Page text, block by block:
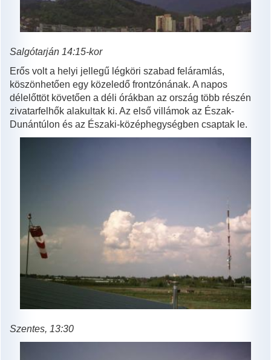
Salgótarján 14:15-kor
Erős volt a helyi jellegű légköri szabad feláramlás,
köszönhetően egy közeledő frontzónának. A napos
délelőttöt követően a déli órákban az ország több részén
zivatarfelhők alakultak ki. Az első villámok az Észak-
Dunántúlon és az Északi-középhegységben csaptak le.
Szentes, 13:30